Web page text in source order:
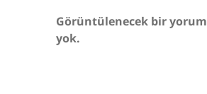
Görüntülenecek bir yorum
yok.